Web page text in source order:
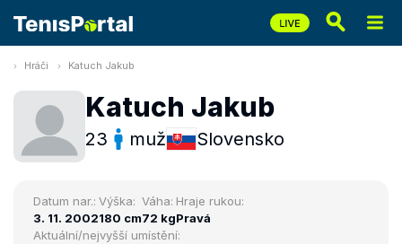
Hráči Katuch Jakub
Katuch Jakub
23 muž Slovensko
Datum nar.:
3. 11. 2002
Výška:
180 cm
Váha:
72 kg
Hraje rukou:
Pravá
Aktuální/nejvyšší umístění: